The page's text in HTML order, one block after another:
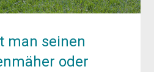
man seinen
oder